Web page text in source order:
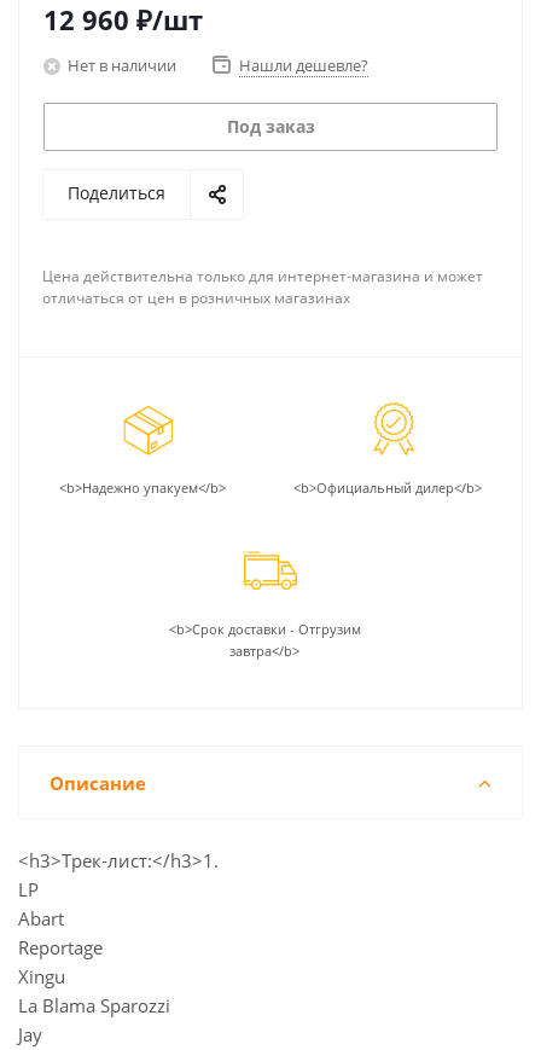
12 960 ₽/шт
Нет в наличии Нашли дешевле?
Под заказ
Поделиться
Цена действительна только для интернет-магазина и может
отличаться от цен в розничных магазинах
<b>Надежно упакуем</b> <b>Официальный дилер</b>
<b>Срок доставки - Отгрузим
завтра</b>
Описание
<h3>Трек-лист:</h3>1.
LP
Abart
Reportage
Xingu
La Blama Sparozzi
Jay